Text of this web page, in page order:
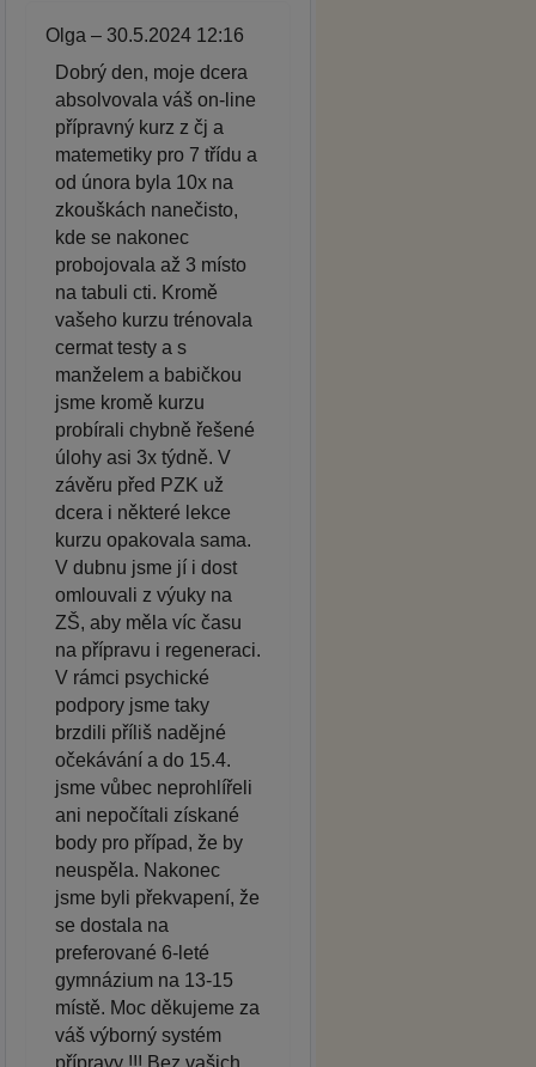
Olga – 30.5.2024 12:16
Dobrý den, moje dcera
absolvovala váš on-line
přípravný kurz z čj a
matemetiky pro 7 třídu a
od února byla 10x na
zkouškách nanečisto,
kde se nakonec
probojovala až 3 místo
na tabuli cti. Kromě
vašeho kurzu trénovala
cermat testy a s
manželem a babičkou
jsme kromě kurzu
probírali chybně řešené
úlohy asi 3x týdně. V
závěru před PZK už
dcera i některé lekce
kurzu opakovala sama.
V dubnu jsme jí i dost
omlouvali z výuky na
ZŠ, aby měla víc času
na přípravu i regeneraci.
V rámci psychické
podpory jsme taky
brzdili příliš nadějné
očekávání a do 15.4.
jsme vůbec neprohlířeli
ani nepočítali získané
body pro případ, že by
neuspěla. Nakonec
jsme byli překvapení, že
se dostala na
preferované 6-leté
gymnázium na 13-15
místě. Moc děkujeme za
váš výborný systém
přípravy !!! Bez vašich